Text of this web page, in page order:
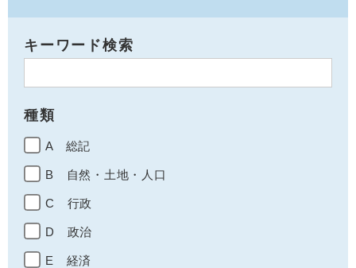
キーワード検索
種類
A 総記
B 自然・土地・人口
C 行政
D 政治
E 経済